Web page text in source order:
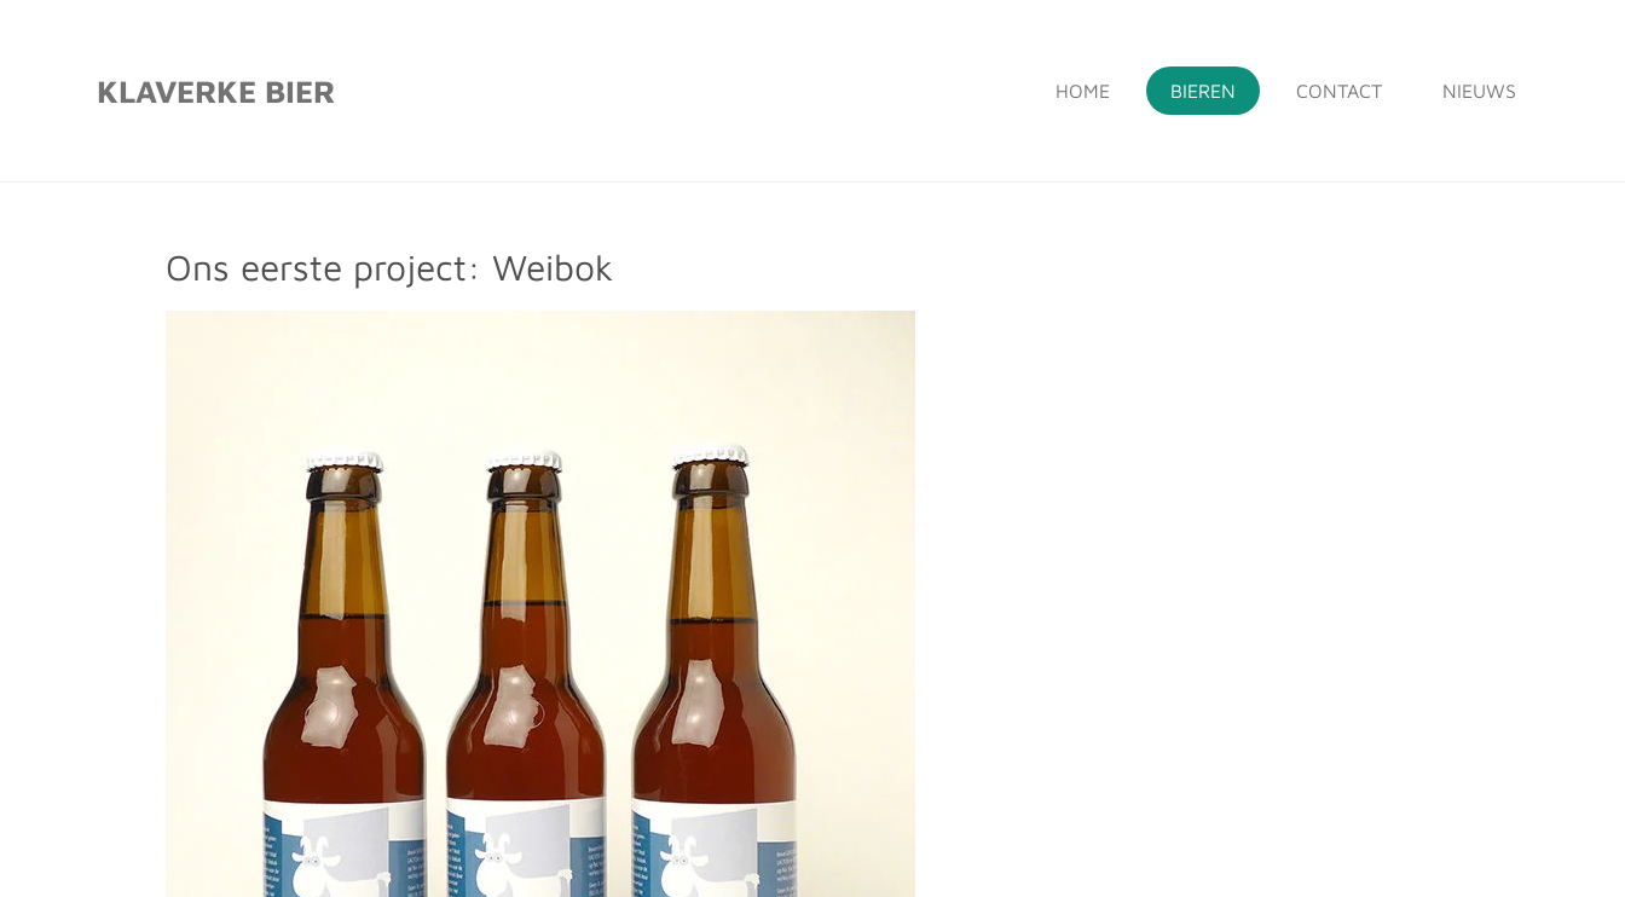
KLAVERKE BIER HOME BIEREN CONTACT NIEUWS
Ons eerste project: Weibok